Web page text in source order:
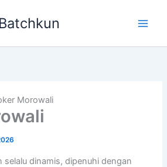
Batchkun
Morowali
selalu dinamis, dipenuhi dengan